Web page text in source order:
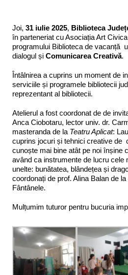
Joi, 31 iulie 2025, Biblioteca
în parteneriat cu Asociația Art
programului Biblioteca de vacanță
dialogul și Comunicarea Creativă.
Întâlnirea a cuprins un moment de
serviciile și programele bibliotecii
reprezentant al bibliotecii.
Atelierul a fost coordonat de de
Anca Ciobotaru, lector univ. dr.
masteranda de la Teatru Aplicat:
cuprins jocuri și tehnici creative de
cunoște mai bine atât pe noi înșine
având ca instrumente de lucru cele
unelte: bunătatea, blândețea și
coordonați de prof. Alina Balan de
Fântânele.
Mulțumim tuturor pentru bucuria